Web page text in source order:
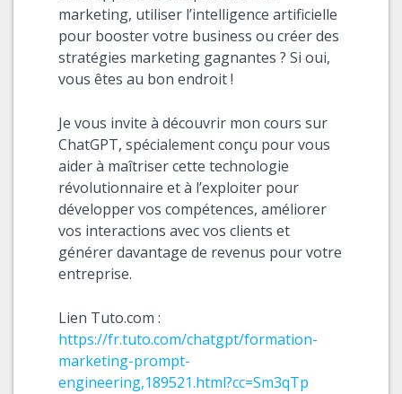
marketing, utiliser l’intelligence artificielle
pour booster votre business ou créer des
stratégies marketing gagnantes ? Si oui,
vous êtes au bon endroit !
Je vous invite à découvrir mon cours sur
ChatGPT, spécialement conçu pour vous
aider à maîtriser cette technologie
révolutionnaire et à l’exploiter pour
développer vos compétences, améliorer
vos interactions avec vos clients et
générer davantage de revenus pour votre
entreprise.
Lien Tuto.com :
https://fr.tuto.com/chatgpt/formation-
marketing-prompt-
engineering,189521.html?cc=Sm3qTp